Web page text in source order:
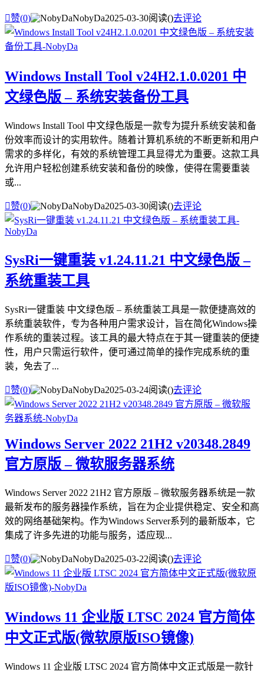
赞(0) NobyDa2025-03-30阅读()去评论
Windows Install Tool v24H2.1.0.0201 中
文绿色版 – 系统安装备份工具
Windows Install Tool 中文绿色版是一款专为提升系统安装和备
份效率而设计的实用软件。随着计算机系统的不断更新和用户
需求的多样化，有效的系统管理工具显得尤为重要。这款工具
允许用户轻松创建系统安装和备份的映像，使得在需要重装
或...
赞(0) NobyDa2025-03-30阅读()去评论
SysRi一键重装 v1.24.11.21 中文绿色版 –
系统重装工具
SysRi一键重装 中文绿色版 – 系统重装工具是一款便捷高效的
系统重装软件，专为各种用户需求设计，旨在简化Windows操
作系统的重装过程。该工具的最大特点在于其一键重装的便捷
性，用户只需运行软件，便可通过简单的操作完成系统的重
装，免去了...
赞(0) NobyDa2025-03-24阅读()去评论
Windows Server 2022 21H2 v20348.2849
官方原版 – 微软服务器系统
Windows Server 2022 21H2 官方原版 – 微软服务器系统是一款
最新发布的服务器操作系统，旨在为企业提供稳定、安全和高
效的网络基础架构。作为Windows Server系列的最新版本，它
集成了许多先进的功能与服务，适应现...
赞(0) NobyDa2025-03-22阅读()去评论
Windows 11 企业版 LTSC 2024 官方简体
中文正式版(微软原版ISO镜像)
Windows 11 企业版 LTSC 2024 官方简体中文正式版是一款针